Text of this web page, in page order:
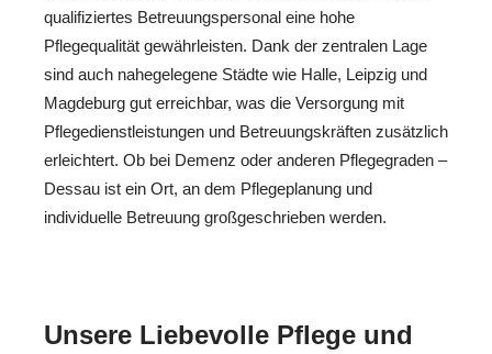
qualifiziertes Betreuungspersonal eine hohe
Pflegequalität gewährleisten. Dank der zentralen Lage
sind auch nahegelegene Städte wie Halle, Leipzig und
Magdeburg gut erreichbar, was die Versorgung mit
Pflegedienstleistungen und Betreuungskräften zusätzlich
erleichtert. Ob bei Demenz oder anderen Pflegegraden –
Dessau ist ein Ort, an dem Pflegeplanung und
individuelle Betreuung großgeschrieben werden.
Unsere Liebevolle Pflege und